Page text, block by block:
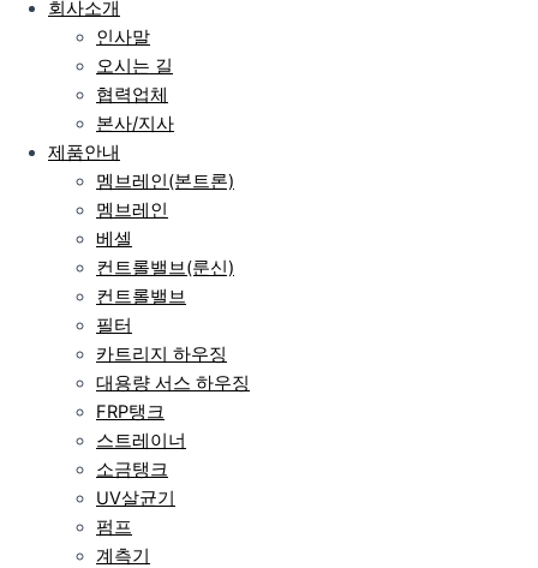
회사소개
인사말
오시는 길
협력업체
본사/지사
제품안내
멤브레인(본트론)
멤브레인
베셀
컨트롤밸브(룬신)
컨트롤밸브
필터
카트리지 하우징
대용량 서스 하우징
FRP탱크
스트레이너
소금탱크
UV살균기
펌프
계측기